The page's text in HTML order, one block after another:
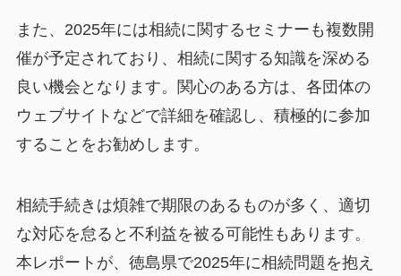
また、2025年には相続に関するセミナーも複数開
催が予定されており、相続に関する知識を深める
良い機会となります。関心のある方は、各団体の
ウェブサイトなどで詳細を確認し、積極的に参加
することをお勧めします。
相続手続きは煩雑で期限のあるものが多く、適切
な対応を怠ると不利益を被る可能性もあります。
本レポートが、徳島県で2025年に相続問題を抱え